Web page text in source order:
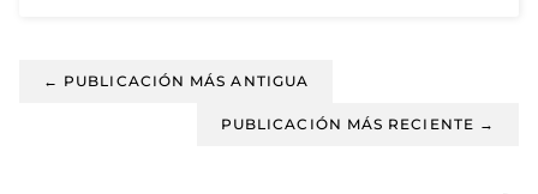
← PUBLICACIÓN MÁS ANTIGUA
PUBLICACIÓN MÁS RECIENTE →